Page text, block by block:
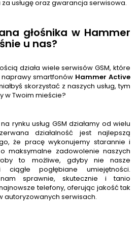
usługę oraz gwarancja serwisowa.
głośnika w Hammer
u nas?
działa wiele serwisów GSM, które
smartfonów Hammer Active
skorzystać z naszych usług, tym
w Twoim mieście?
rynku usług GSM działamy od wielu
działalność jest najlepszą
że pracę wykonujemy starannie i
maksymalne zadowolenie naszych
to możliwe, gdyby nie nasze
pogłębiane umiejętności.
sprawnie, skutecznie i tanio
telefony, oferując jakość tak
autoryzowanych serwisach.